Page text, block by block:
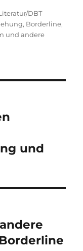
DBT
, Borderline,
und andere
und